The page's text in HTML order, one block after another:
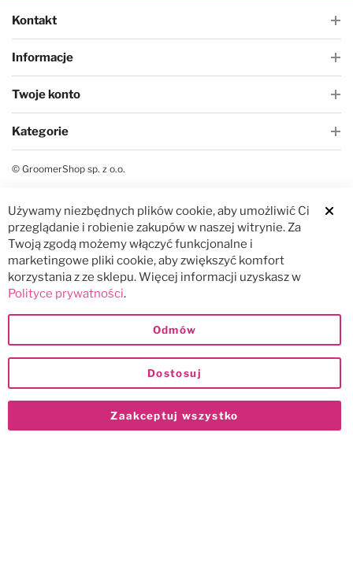
Kontakt
Informacje
Twoje konto
Kategorie
© GroomerShop sp. z o.o.
Używamy niezbędnych plików cookie, aby umożliwić Ci
przeglądanie i robienie zakupów w naszej witrynie. Za
Twoją zgodą możemy włączyć funkcjonalne i
marketingowe pliki cookie, aby zwiększyć komfort
korzystania z ze sklepu. Więcej informacji uzyskasz w
Polityce prywatności.
Zaakceptuj wszystko
Dostosuj
Odmów